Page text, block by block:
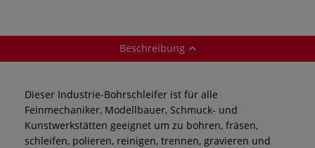
Beschreibung
Dieser Industrie-Bohrschleifer ist für alle
Feinmechaniker, Modellbauer, Schmuck- und
Kunstwerkstätten geeignet um zu bohren, fräsen,
schleifen, polieren, reinigen, trennen, gravieren und